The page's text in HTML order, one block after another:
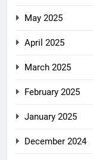
May 2025
April 2025
March 2025
February 2025
January 2025
December 2024